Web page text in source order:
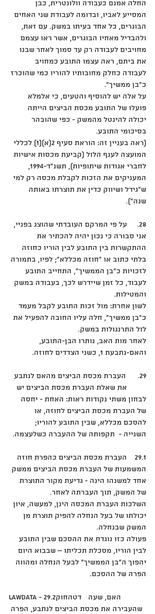
החלה אמנם כעבודה וולונטרית, כבן
המסייע לאביו, ובדומה לעבודת שני האחים
הבוגרים, כל אחד בעיתו במשק. עם זאת,
ולהבדיל מאחיו הבוגרים, אשר ראו עצמם
מחויבים לעבודה רק עד סמוך לאחר שבנו
את ביתם, ראה עצמו התובע כמחויב
לעבודה כחלק מחובותיו להוריו כמי שהוכרז
כ"בן ממשיך".
על אלה יש להוסיף והטעים, כי אלמלא
פועלו של התובע מכסת הביצים הייתה
יכולה להינטל מהמשק - כפי שהובהר
בסיכומי התובע.
(ראה בעניין זה: הוראת סעיף 2(א)(1) לכללי
המועצה לענף הלול (קביעת מכסות אישיות
לחברי אגודות שיתופיות), תשנ"ד-1994,
המעניקים את הזכות לקבלת מכסה רק למי
ש"גידל ושיווק כדין את תוצרתו באותה
שנה").
28.	על פי המרקם העובדתי שהוצג בפניי,
אני סבורה כי נכון יהיה להכתיר את
ההתקשרות בין התובע לבין הוריו כחוזה
בלתי כתוב או "חוזה מכללא"; לפיו, בתמורה
לזכויות כ"בן הממשיך", התחייב התובע
לעבוד, כל זמן שיידרש לכך, בעבודה במשק
והמטילות.
לשון אחרת: מול זכות התובע לקבל מעמד
כ"בן ממשיך", חלה עליו החובה להפעיל את
לול התרנגולות במשק.
לאחר מות האב, נותרו הבן-התובע,
והאם-נתבעת 1, כשני הצדדים לחוזה.
29.      העברת מכסת הביצים מהאם לנתבע
	את שאלת העברת מכסת הביצים יש
לבחון משתי נקודות ראות: האחת - יחסה
של העברת מכסת הביצים לחוזה, או
להסכם מכללא, שבין התובע להוריו;
השנייה -  תקפותה של ההעברה כשלעצמה.
29.1	העברת מכסת הביצים כהפרת חוזה
המשמעות של העברת מכסת הביצים ממשק
אחד למשנהו הינה - גדיעת מקור התוצרת
של המשק, תוך העברתה לאחר.
השלכות העברת המכסה הינן, למעשה, איון
יכולתו של בעל הנחלה להפיק תוצרת מן
המשק שבנחלה.
פעולה כזו נוגדת את ההסכם שבין התובע
לבין הוריו, מסכלת תכליתו – שבבוא היום
יהפוך ה"בן הממשיך" לבעל הנחלה ומהווה
הפרה של ההסכם.
lawdata - דטהחוק29.2 	האם, שעה
שהעבירה את מכסת הביצים לנתבע, הפרה